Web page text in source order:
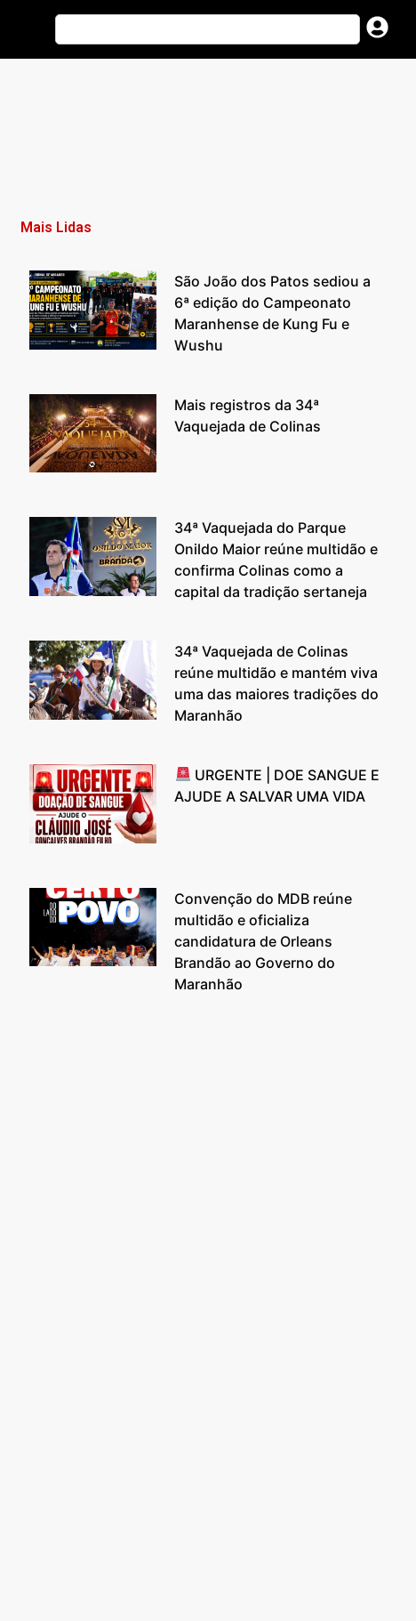
Mais Lidas
São João dos Patos sediou a
6ª edição do Campeonato
Maranhense de Kung Fu e
Wushu
Mais registros da 34ª
Vaquejada de Colinas
34ª Vaquejada do Parque
Onildo Maior reúne multidão e
confirma Colinas como a
capital da tradição sertaneja
34ª Vaquejada de Colinas
reúne multidão e mantém viva
uma das maiores tradições do
Maranhão
URGENTE | DOE SANGUE E
AJUDE A SALVAR UMA VIDA
Convenção do MDB reúne
multidão e oficializa
candidatura de Orleans
Brandão ao Governo do
Maranhão